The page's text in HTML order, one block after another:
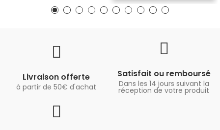
Livraison offerte
à partir de 50€ d'achat
Satisfait ou remboursé
Dans les 14 jours suivant la
réception de votre produit